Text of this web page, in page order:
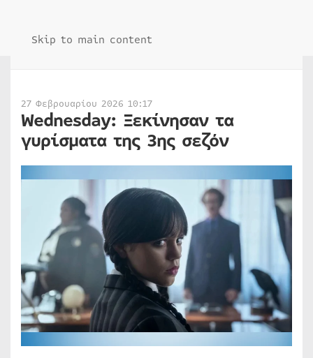
Skip to main content
27 Φεβρουαρίου 2026 10:17
Wednesday: Ξεκίνησαν τα
γυρίσματα της 3ης σεζόν